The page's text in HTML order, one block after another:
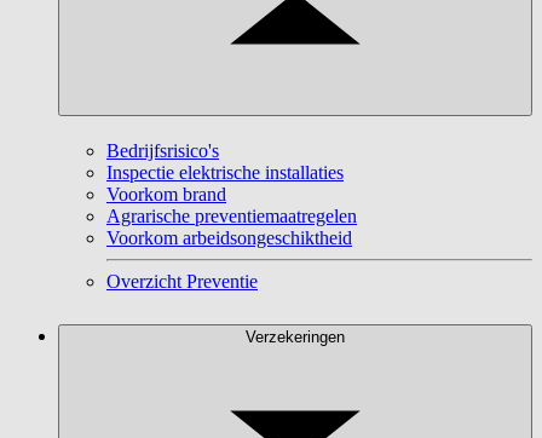
Bedrijfsrisico's
Inspectie elektrische installaties
Voorkom brand
Agrarische preventiemaatregelen
Voorkom arbeidsongeschiktheid
Overzicht Preventie
Verzekeringen